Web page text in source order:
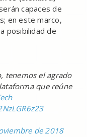
capaces de
en este marco,
posibilidad de
tenemos el agrado
que reúne
de 2018